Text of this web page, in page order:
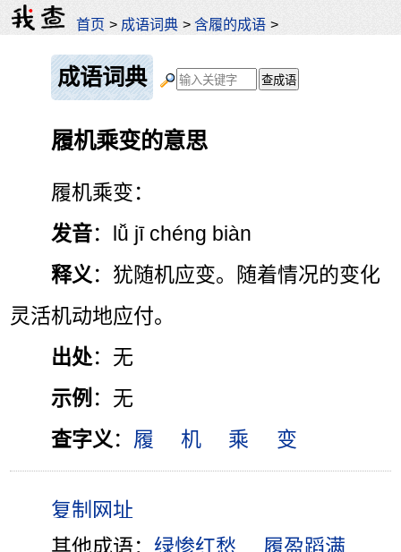
首页 > 成语词典 >含履的成语 >
成语词典
履机乘变的意思
履机乘变：
发音：lǚ jī chéng biàn
释义 ：犹随机应变。随着情况的变化
灵活机动地应付。
出处：无
示例 ：无
查字义 ： 履 机 乘 变
其他成语： 绿惨红愁 履盈蹈满